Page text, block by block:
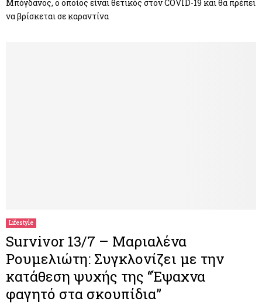
Μπόγδανος, ο οποίος είναι θετικός στον COVID-19 και θα πρέπει
να βρίσκεται σε καραντίνα
Lifestyle
Survivor 13/7 – Μαριαλένα
Ρουμελιώτη: Συγκλονίζει με την
κατάθεση ψυχής της “Έψαχνα
φαγητό στα σκουπίδια”